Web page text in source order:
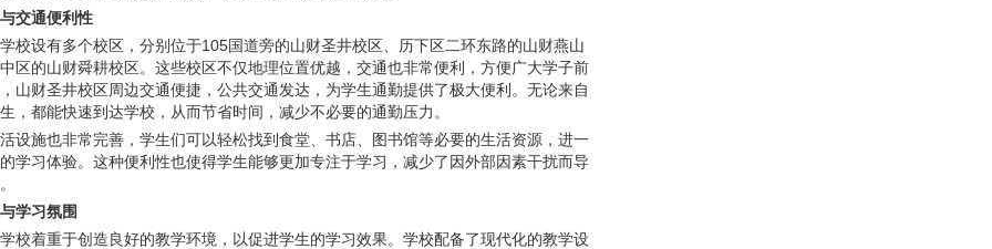
交通便利性
校设有多个校区，分别位于105国道旁的山财圣井校区、历下区二环东路的山财燕山
区的山财舜耕校区。这些校区不仅地理位置优越，交通也非常便利，方便广大学子前
山财圣井校区周边交通便捷，公共交通发达，为学生通勤提供了极大便利。无论来自
，都能快速到达学校，从而节省时间，减少不必要的通勤压力。
设施也非常完善，学生们可以轻松找到食堂、书店、图书馆等必要的生活资源，进一
学习体验。这种便利性也使得学生能够更加专注于学习，减少了因外部因素干扰而导
学习氛围
校着重于创造良好的教学环境，以促进学生的学习效果。学校配备了现代化的教学设